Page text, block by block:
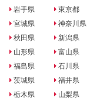
岩手県
宮城県
秋田県
山形県
福島県
茨城県
栃木県
東京都
神奈川県
新潟県
富山県
石川県
福井県
山梨県